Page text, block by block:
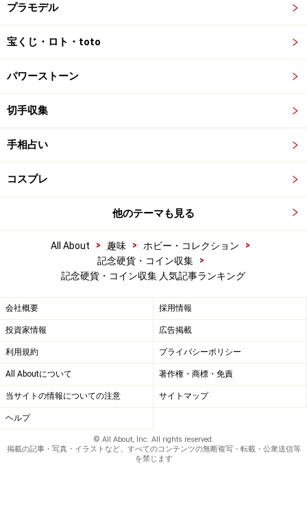
プラモデル
宝くじ・ロト・toto
パワーストーン
切手収集
手相占い
コスプレ
他のテーマも見る
All About > 趣味 > ホビー・コレクション
>
記念硬貨・コイン収集
>
記念硬貨・コイン収集 人気記事ランキング
会社概要 採用情報
投資家情報 広告掲載
利用規約 プライバシーポリシー
All Aboutについて 著作権・商標・免責
当サイトの情報についての注意 サイトマップ
ヘルプ
© All About, Inc. All rights reserved.
掲載の記事・写真・イラストなど、すべてのコンテンツの無断複写・転載・公衆送信等
を禁じます